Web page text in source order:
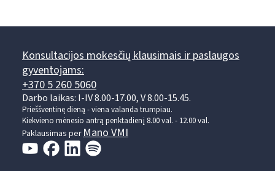
Konsultacijos mokesčių klausimais ir paslaugos
gyventojams:
+370 5 260 5060
Darbo laikas: I-IV 8.00-17.00, V 8.00-15.45.
Prieššventinę dieną - viena valanda trumpiau.
Kiekvieno mėnesio antrą penktadienį 8.00 val. - 12.00 val.
Paklausimas per Mano VMI